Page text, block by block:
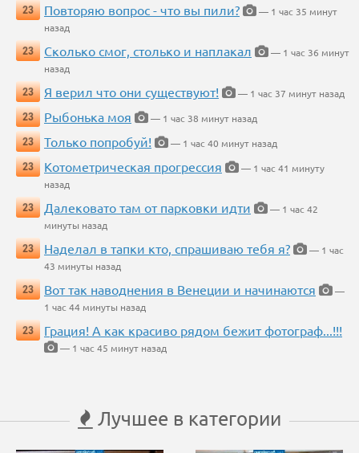
23 Повторяю вопрос - что вы пили?
— 1 час 35 минут
назад
23
Сколько смог, столько и наплакал
— 1 час 36 минут
назад
23
Я верил что они существуют!
— 1 час 37 минут назад
23
Рыбонька моя
— 1 час 38 минут назад
23
Только попробуй!
— 1 час 40 минут назад
23
Котометрическая прогрессия
— 1 час 41 минуту
назад
23
Далековато там от парковки идти
— 1 час 42
минуты назад
23
Наделал в тапки кто, спрашиваю тебя я?
— 1 час
43 минуты назад
23
Вот так наводнения в Венеции и начинаются
—
1 час 44 минуты назад
23
Грация! А как красиво рядом бежит фотограф...!!!
— 1 час 45 минут назад
Лучшее в категории